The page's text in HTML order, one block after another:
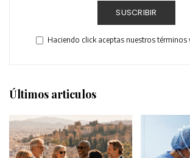
SUSCRIBIR
Haciendo click aceptas nuestros términos
Últimos articulos